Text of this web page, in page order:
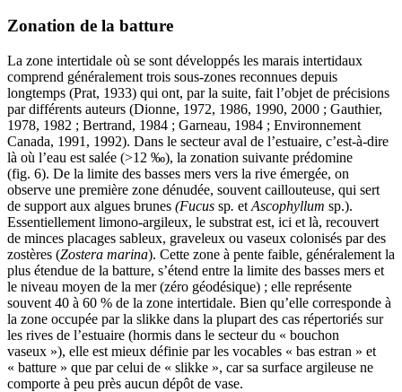
Zonation de la batture
La zone intertidale où se sont développés les marais intertidaux
comprend généralement trois sous-zones reconnues depuis
longtemps (Prat, 1933) qui ont, par la suite, fait l’objet de précisions
par différents auteurs (Dionne, 1972, 1986, 1990, 2000 ; Gauthier,
1978, 1982 ; Bertrand, 1984 ; Garneau, 1984 ; Environnement
Canada, 1991, 1992). Dans le secteur aval de l’estuaire, c’est-à-dire
là où l’eau est salée (>12 ‰), la zonation suivante prédomine
(fig. 6). De la limite des basses mers vers la rive émergée, on
observe une première zone dénudée, souvent caillouteuse, qui sert
de support aux algues brunes (Fucus sp. et Ascophyllum sp.).
Essentiellement limono-argileux, le substrat est, ici et là, recouvert
de minces placages sableux, graveleux ou vaseux colonisés par des
zostères (Zostera marina). Cette zone à pente faible, généralement la
plus étendue de la batture, s’étend entre la limite des basses mers et
le niveau moyen de la mer (zéro géodésique) ; elle représente
souvent 40 à 60 % de la zone intertidale. Bien qu’elle corresponde à
la zone occupée par la slikke dans la plupart des cas répertoriés sur
les rives de l’estuaire (hormis dans le secteur du « bouchon
vaseux »), elle est mieux définie par les vocables « bas estran » et
« batture » que par celui de « slikke », car sa surface argileuse ne
comporte à peu près aucun dépôt de vase.